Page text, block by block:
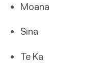
Moana
Sina
Te Ka